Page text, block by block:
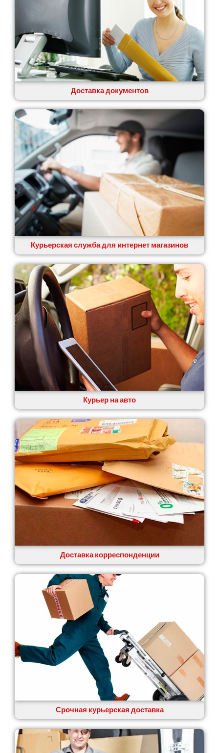
Доставка документов
Курьерская служба для интернет магазинов
Курьер на авто
Доставка корреспонденции
Срочная курьерская доставка